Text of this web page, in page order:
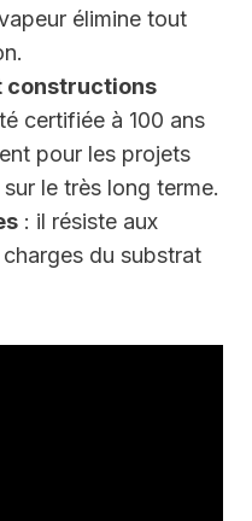
élimine tout
constructions
certifiée à 100 ans
pour les projets
le très long terme.
: il résiste aux
charges du substrat